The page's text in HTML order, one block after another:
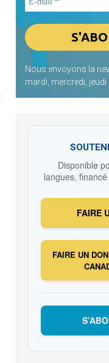
Nous envoyons la
mardi, mercredi, jeudi
Disponible
langues,
FAIRE
FAIRE UN